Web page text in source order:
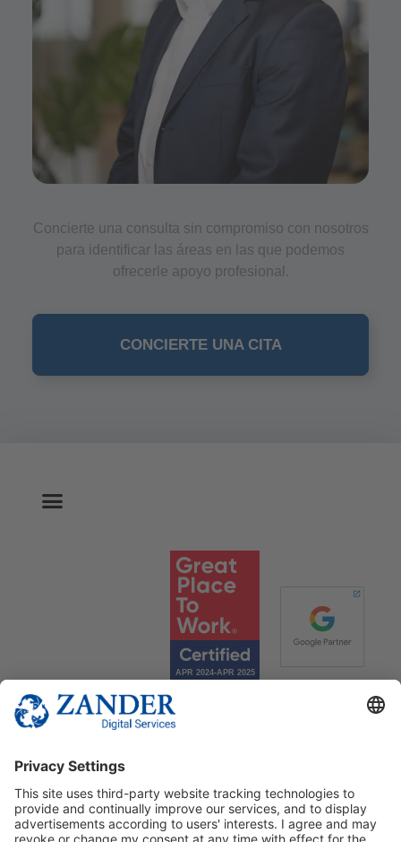
Concierte una consulta sin compromiso con nosotros
para identificar las áreas en las que podemos
ofrecerle apoyo profesional.
CONCIERTE UNA CITA